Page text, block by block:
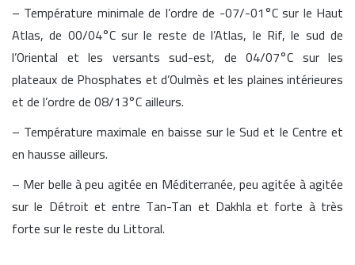
– Température minimale de l’ordre de -07/-01°C sur le Haut
Atlas, de 00/04°C sur le reste de l’Atlas, le Rif, le sud de
l’Oriental et les versants sud-est, de 04/07°C sur les
plateaux de Phosphates et d’Oulmès et les plaines intérieures
et de l’ordre de 08/13°C ailleurs.
– Température maximale en baisse sur le Sud et le Centre et
en hausse ailleurs.
– Mer belle à peu agitée en Méditerranée, peu agitée à agitée
sur le Détroit et entre Tan-Tan et Dakhla et forte à très
forte sur le reste du Littoral.